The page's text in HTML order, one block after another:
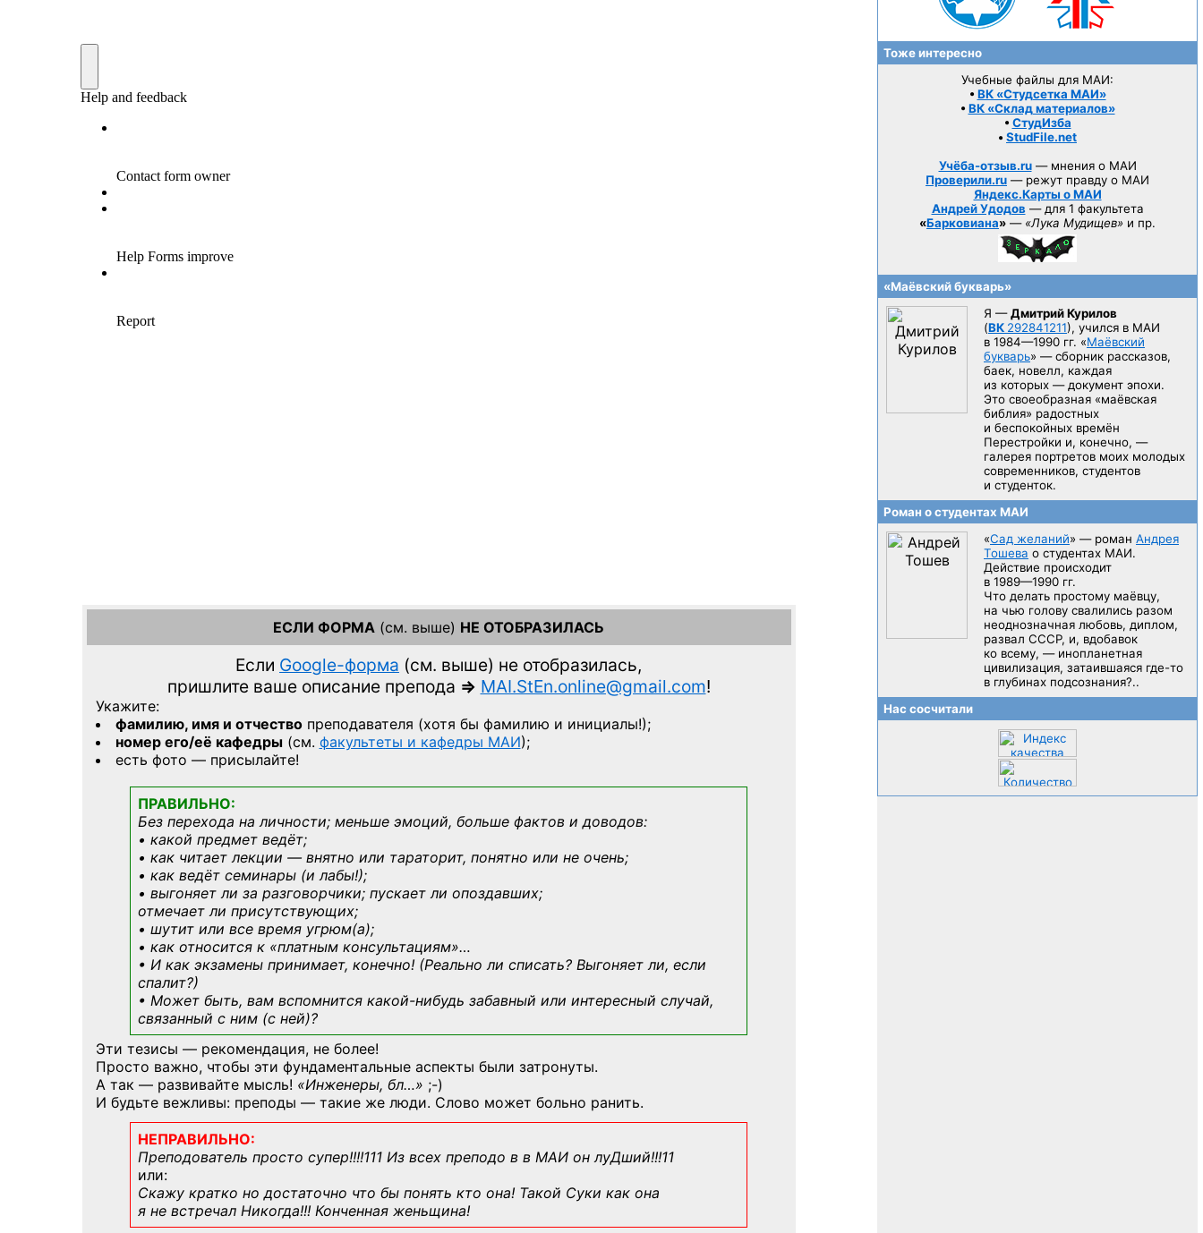
ЕСЛИ ФОРМА (см. выше) НЕ ОТОБРАЗИЛАСЬ
Если Google-форма (см. выше) не отобразилась,
пришлите ваше описание препода => MAI.StEn.online@gmail.com!
Укажите:
фамилию, имя и отчествопреподавателя (хотя бы фамилию и инициалы!);
номер его/её кафедры(см. факультеты и кафедры МАИ);
есть фото — присылайте!
ПРАВИЛЬНО:
Без перехода на личности; меньше эмоций, больше фактов и доводов:
• какой предмет ведёт;
• как читает лекции — внятно или тараторит, понятно или не очень;
• как ведёт семинары (и лабы!);
• выгоняет ли за разговорчики; пускает ли опоздавших;
отмечает ли присутствующих;
• шутит или все время угрюм(а);
• как относится к «платным консультациям»…
• И как экзамены принимает, конечно! (Реально ли списать? Выгоняет ли, если
спалит?)
• Может быть, вам вспомнится какой-нибудь забавный или интересный случай,
связанный с ним (с ней)?
Эти тезисы — рекомендация, не более!
Просто важно, чтобы эти фундаментальные аспекты были затронуты.
А так — развивайте мысль! «Инженеры, бл…» ;-)
И будьте вежливы: преподы — такие же люди. Слово может больно ранить.
НЕПРАВИЛЬНО:
Преподователь просто супер!!!!111 Из всех преподо в в МАИ он луДший!!!11
или:
Скажу кратко но достаточно что бы понять кто она! Такой Суки как она
я не встречал Никогда!!! Конченная женьщина!
Тоже интересно
Учебные файлы для МАИ:
• ВК «Студсетка МАИ»
• ВК «Склад материалов»
• СтудИзба
• StudFile.net
Учёба-отзыв.ru— мнения о МАИ
Проверили.ru — режут правду о МАИ
Яндекс.Карты о МАИ
Андрей Удодов — для 1 факультета
«Барковиана» — «Лука Мудищев» и пр.
«Маёвский букварь»
Я —Дмитрий Курилов
(ВК 292841211), учился в МАИ
в 1984—1990 гг. «Маёвский
букварь» — сборник рассказов,
баек, новелл, каждая
из которых — документ эпохи.
Это своеобразная «маёвская
библия» радостных
и беспокойных времён
Перестройки и, конечно, —
галерея портретов моих молодых
современников, студентов
и студенток.
Роман о студентах МАИ
«Сад желаний» — роман Андрея
Тошева о студентах МАИ.
Действие происходит
в 1989—1990 гг.
Что делать простому маёвцу,
на чью голову свалились разом
неоднозначная любовь, диплом,
развал CCCP, и, вдобавок
ко всему, — инопланетная
цивилизация, затаившаяся где-то
в глубинах подсознания?..
Нас сосчитали